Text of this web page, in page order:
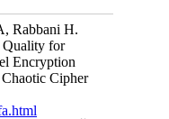
Rabbani H.
Quality for
Encryption
Cipher